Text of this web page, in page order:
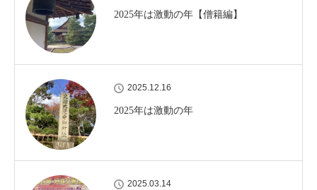
2025年は激動の年【僧籍編】
2025.12.16
2025年は激動の年
2025.03.14